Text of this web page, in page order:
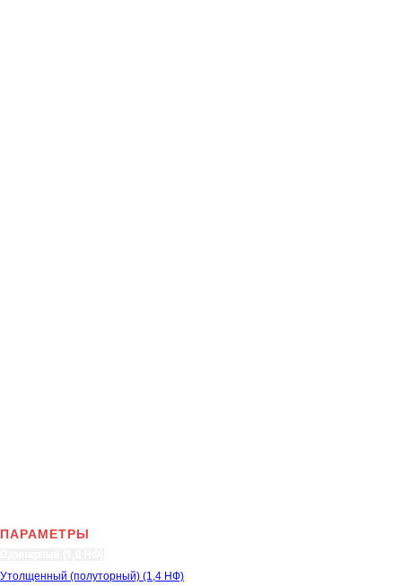
ПАРАМЕТРЫ
Утолщенный (полуторный) (1,4 НФ)